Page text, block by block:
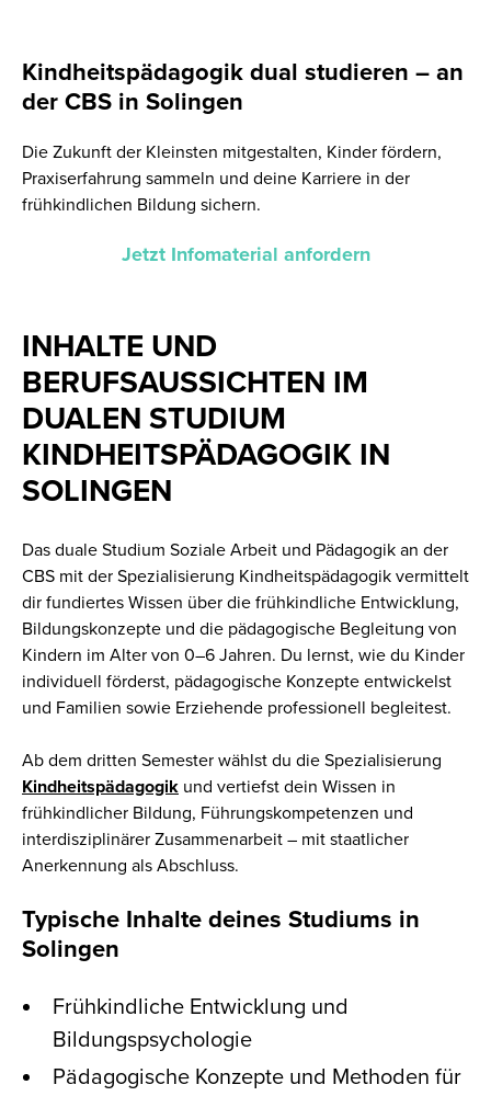
Kindheitspädagogik dual studieren – an
der CBS in Solingen
Die Zukunft der Kleinsten mitgestalten, Kinder fördern,
Praxiserfahrung sammeln und deine Karriere in der
frühkindlichen Bildung sichern.
Jetzt Infomaterial anfordern
INHALTE UND
BERUFSAUSSICHTEN IM
DUALEN STUDIUM
KINDHEITSPÄDAGOGIK IN
SOLINGEN
Das duale Studium Soziale Arbeit und Pädagogik an der
CBS mit der Spezialisierung Kindheitspädagogik vermittelt
dir fundiertes Wissen über die frühkindliche Entwicklung,
Bildungskonzepte und die pädagogische Begleitung von
Kindern im Alter von 0–6 Jahren. Du lernst, wie du Kinder
individuell förderst, pädagogische Konzepte entwickelst
und Familien sowie Erziehende professionell begleitest.
Ab dem dritten Semester wählst du die Spezialisierung
Kindheitspädagogik und vertiefst dein Wissen in
frühkindlicher Bildung, Führungskompetenzen und
interdisziplinärer Zusammenarbeit – mit staatlicher
Anerkennung als Abschluss.
Typische Inhalte deines Studiums in
Solingen
Frühkindliche Entwicklung und
Bildungspsychologie
Pädagogische Konzepte und Methoden für